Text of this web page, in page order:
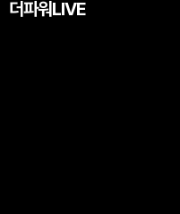
더파워LIVE